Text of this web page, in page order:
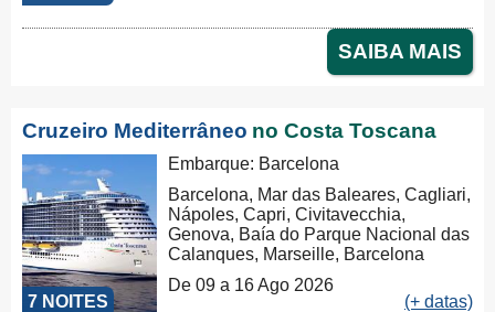
SAIBA MAIS
Cruzeiro Mediterrâneo no Costa Toscana
7 NOITES
Embarque: Barcelona
Barcelona, Mar das Baleares, Cagliari,
Nápoles, Capri, Civitavecchia,
Genova, Baía do Parque Nacional das
Calanques, Marseille, Barcelona
De 09 a 16 Ago 2026
(+ datas)